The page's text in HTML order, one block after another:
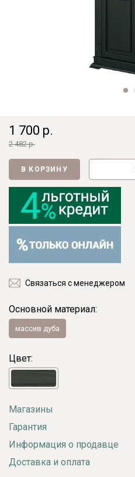
1 700 р.
2 482 р.
В КОРЗИНУ
Связаться с менеджером
Основной материал:
массив дуба
Цвет:
Магазины
Гарантия
Информация о продавце
Доставка и оплата